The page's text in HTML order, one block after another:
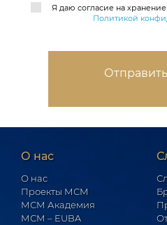
Я даю согласие на
Политикой
О нас
О нас
Проекты МСМ
МСМ Академия
МСМ – EUBA